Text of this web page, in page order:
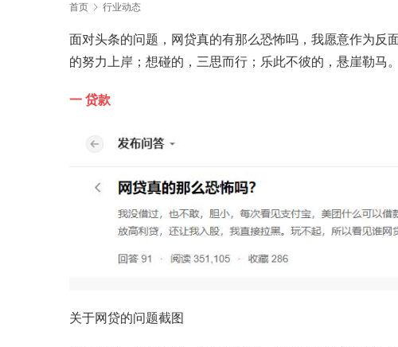
首页 行业动态
面对头条的问题，网贷真的有那么恐怖吗，我愿意作为反
的努力上岸；想碰的，三思而行；乐此不彼的，悬崖勒马。
一 贷款
关于网贷的问题截图